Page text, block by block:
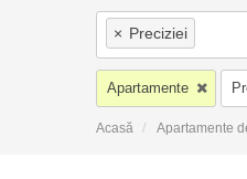
× Preciziei
Apartamente
Acasă Apartamente